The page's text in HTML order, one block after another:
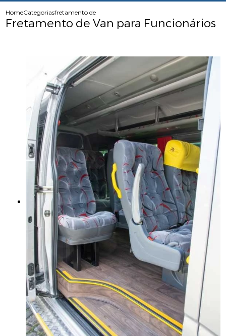
HomeCategoriasfretamento de van para funcionarios
Fretamento de Van para Funcionários